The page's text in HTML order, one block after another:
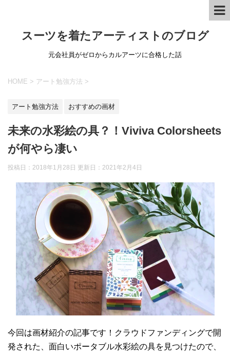
スーツを着たアーティストのブログ
元会社員がゼロからカルアーツに合格した話
HOME > アート勉強方法 >
アート勉強方法 おすすめの画材
未来の水彩絵の具？！Viviva Colorsheets
が何やら凄い
投稿日：2018年1月28日 更新日： 2021年2月4日
今回は画材紹介の記事です！クラウドファンディングで開
発された、面白いポータブル水彩絵の具を見つけたので、